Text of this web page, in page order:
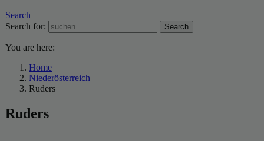
Search
Search for:
Search
You are here:
Home
Niederösterreich
Ruders
Ruders